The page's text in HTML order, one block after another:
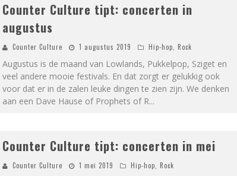
Counter Culture tipt: concerten in
augustus
Counter Culture 1 augustus 2019 Hip-hop Rock
Augustus is de maand van Lowlands, Pukkelpop, Sziget en
veel andere mooie festivals. En dat zorgt er gelukkig ook
voor dat er in de zalen leuke dingen te zien zijn. We denken
aan een Dave Hause of Prophets of R...
Counter Culture tipt: concerten in mei
Counter Culture 1 mei 2019 Hip-hop Rock